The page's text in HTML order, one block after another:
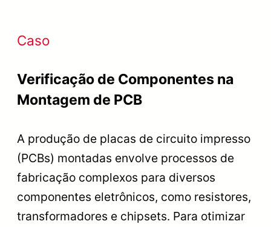
Caso
Verificação de Componentes na
Montagem de PCB
A produção de placas de circuito impresso
(PCBs) montadas envolve processos de
fabricação complexos para diversos
componentes eletrônicos, como resistores,
transformadores e chipsets. Para otimizar